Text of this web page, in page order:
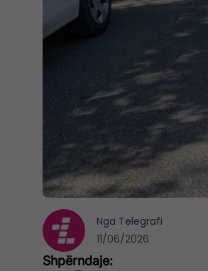
Nga Telegrafi
11/06/2026